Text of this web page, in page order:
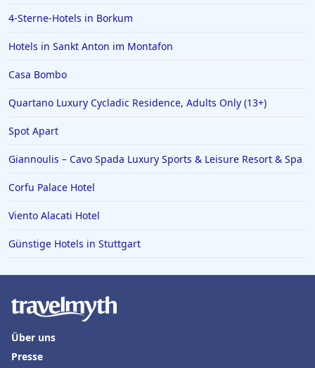
4-Sterne-Hotels in Borkum
Hotels in Sankt Anton im Montafon
Casa Bombo
Quartano Luxury Cycladic Residence, Adults Only (13+)
Spot Apart
Giannoulis – Cavo Spada Luxury Sports & Leisure Resort & Spa
Corfu Palace Hotel
Viento Alacati Hotel
Günstige Hotels in Stuttgart
Über uns
Presse